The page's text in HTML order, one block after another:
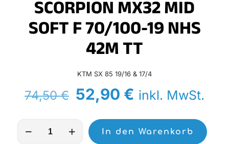
SCORPION MX32 MID
SOFT F 70/100-19 NHS
42M TT
KTM SX 85 19/16 & 17/4
74,50€ Ursprünglicher
Preis
war:
74,50 €
52,90 € Aktueller
ist:
52,90 €.
inkl. MwSt.
Reifen
In den Warenkorb